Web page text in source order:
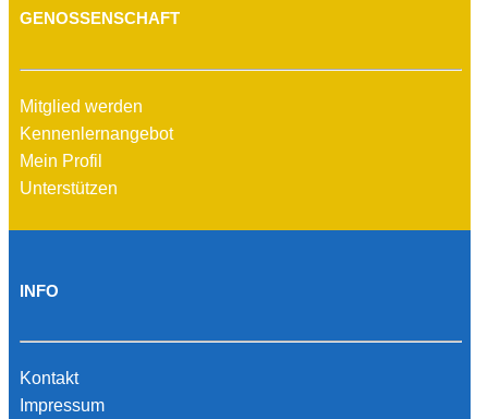
GENOSSENSCHAFT
Mitglied werden
Kennenlernangebot
Mein Profil
Unterstützen
INFO
Kontakt
Impressum